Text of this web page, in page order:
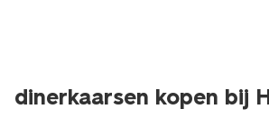
dinerkaarsen kopen bij